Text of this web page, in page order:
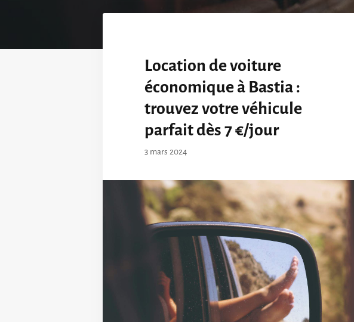
Location de voiture
économique à Bastia :
trouvez votre véhicule
parfait dès 7 €/jour
3 mars 2024